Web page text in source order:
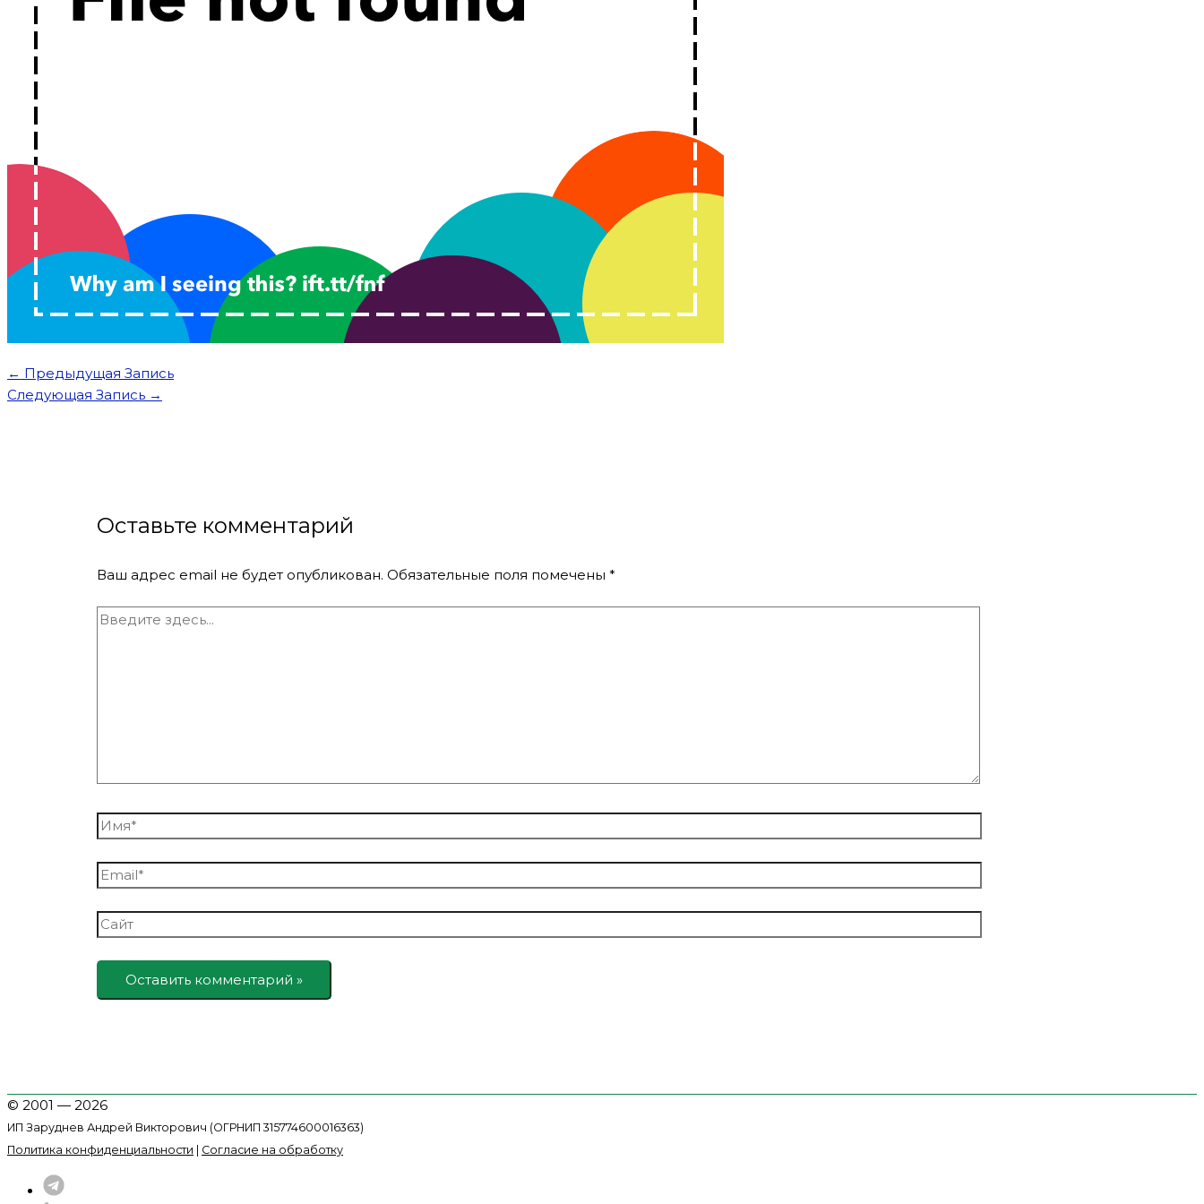
← Предыдущая Запись
Следующая Запись →
Оставьте комментарий
Ваш адрес email не будет опубликован. Обязательные поля помечены*
Введите
Имя*
Email*
Сайт
© 2001 — 2026
ИП Заруднев Андрей Викторович (ОГРНИП 315774600016363)
Политика конфиденциальности
Согласие на обработку